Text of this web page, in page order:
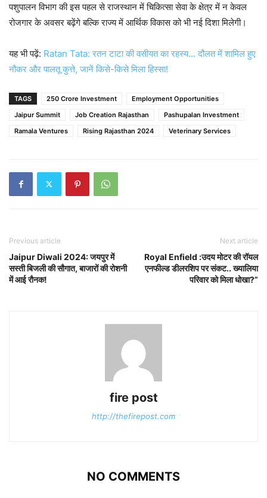
पशुपालन विभाग की इस पहल से राजस्थान में चिकित्सा सेवा के क्षेत्र में न केवल
रोजगार के अवसर बढ़ेंगे बल्कि राज्य में आर्थिक विकास को भी नई दिशा मिलेगी।
यह भी पढ़ें: Ratan Tata: रतन टाटा की वसीयत का रहस्य… दौलत में शामिल हुए
नौकर और पालतू कुत्ते, जानें किसे-किसे मिला हिस्सा!
TAGS 250 Crore Investment
Employment Opportunities
Jaipur Summit
Job Creation Rajasthan
Pashupalan Investment
Ramala Ventures
Rising Rajasthan 2024 Veterinary Services
Previous article
Jaipur Diwali 2024: जयपुर में
सस्ती बिजली की सौगात, बाजारों की रोशनी
में आई रौनक!
Next article
Royal Enfield :उदय मोटर की रॉयल
एनफील्ड डीलरशिप पर संकट.. ख्यालिया
परिवार को मिला धोखा?”
fire post
http://thefirepost.com
NO COMMENTS